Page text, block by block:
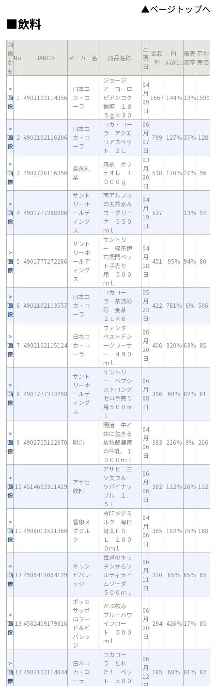
▲ページトップへ
■飲料
画
像
か
も
No. JANCD メーカー名 商品名称
出
現
日
金額
PI
PI
前週比
販売
店率
平均
売価
画
像
1 4902102114356
日本コ
カ・コ
ーラ
ジョージ
ア ヨーロ
ピアンコク
微糖 １８
５ｇ×３０
04
月
09
日
1667 144% 13%1590
画
像
2 4902102116206
日本コ
カ・コ
ーラ
コカ・コー
ラ アクエ
リアスペッ
ト ２Ｌ
06
月
07
日
799 127% 37% 128
画
像
3 4902720116350
森永乳
業
森永 カフ
ェオレ １
０００ｇ
03
月
30
日
538 110% 27% 96
画
像
4 4901777268906
サント
リーホ
ールデ
ィング
ス
南アルプス
の天然水＆
ヨーグリー
ナ ５５０
ｍｌ
04
月
19
日
527 13% 92
画
像
5 4901777272286
サント
リーホ
ールデ
ィング
ス
サントリ
ー 緑茶伊
右衛門ペッ
ト手売り
用 ５００
ｍｌ
04
月
18
日
451 95% 94% 80
画
像
6 4902102113557
日本コ
カ・コ
ーラ
コカコー
ラ 茶流彩
彩 麦茶
２Ｌ×６
05
月
23
日
422 781% 6% 506
画
像
7 4902102115124
日本コ
カ・コ
ーラ
ファンタ
ベストＦシ
ークワ―サ
ー ４９０
ｍｌ
06
月
20
日
406 320% 63% 85
画
像
8 4901777273498
サント
リーホ
ールデ
ィング
ス
サントリ
ー ペプシ
ストロング
ゼロ手売り
用５００ｍ
ｌ
06
月
08
日
396 60% 82% 81
画
像
9 4902705122970 明治
明治 牛と
共に生きる
放牧酪農家
の牛乳 １
０００ｍｌ
04
月
06
日
383 216% 9% 206
画
像
10 4514603311419
アサヒ
飲料
アサヒ 三
ツ矢フルー
ツパイナッ
プル １．
５Ｌ
06
月
06
日
382 112% 16% 112
画
像
11 4908011521360
雪印メ
グミル
ク
雪印メグミ
ルク 毎日
骨太ＥＳ
Ｌ １００
０ｍｌ
04
月
06
日
365 102% 75% 168
画
像
12 4909411064129
キリン
ビバレ
ッジ
世界のキッ
チンからソ
ルティライ
ムソーダ
５００ｍｌ
06
月
11
日
310 65% 65% 85
画
像
13 4582409179816
ポッカ
サッポ
ロフー
ド＆ビ
バレッ
ジ
がぶ飲み
ブルーハワ
イフロー
ト ５００
ｍｌ
06
月
20
日
294 426% 17% 85
画
像
14 4902102114844
日本コ
カ・コ
ーラ
コカコー
ラ とれ
た！ ペッ
ト ５００
06
月
12
285 68% 81% 82